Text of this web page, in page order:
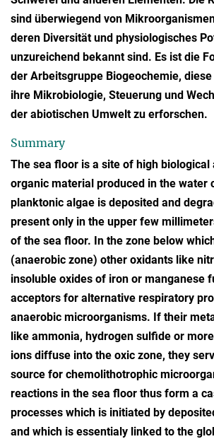
sind überwiegend von
deren Diversität und physiologisches
unzureichend bekannt sind. Es ist die
der Arbeitsgruppe Biogeochemie, diese
ihre Mikrobiologie, Steuerung und
der abiotischen Umwelt zu erforschen.
Summary
The sea floor is a site of high
organic material produced in the water
planktonic algae is deposited and
present only in the upper few
of the sea floor. In the zone below
(anaerobic zone) other oxidants like
insoluble oxides of iron or manganese
acceptors for alternative respiratory
anaerobic microorganisms. If their
like ammonia, hydrogen sulfide or
ions diffuse into the oxic zone, they
source for chemolithotrophic
reactions in the sea floor thus form a
processes which is initiated by
and which is essentialy linked to the